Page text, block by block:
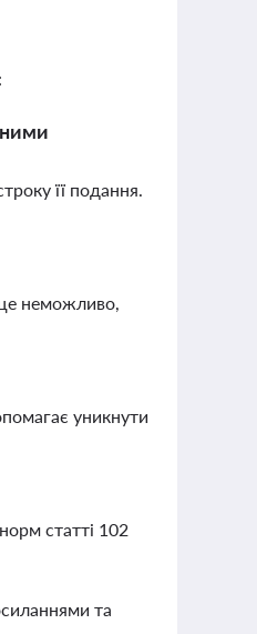
її подання.
це неможливо,
уникнути
статті 102
та